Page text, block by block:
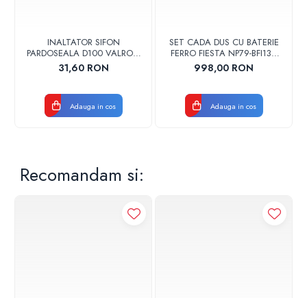
INALTATOR SIFON
PARDOSEALA D100 VALROM
17001900004
31,60 RON
Adauga in cos
SET CADA DUS CU BATERIE
FERRO FIESTA NP79-BFI13U
CROM
998,00 RON
Adauga in cos
Recomandam si: